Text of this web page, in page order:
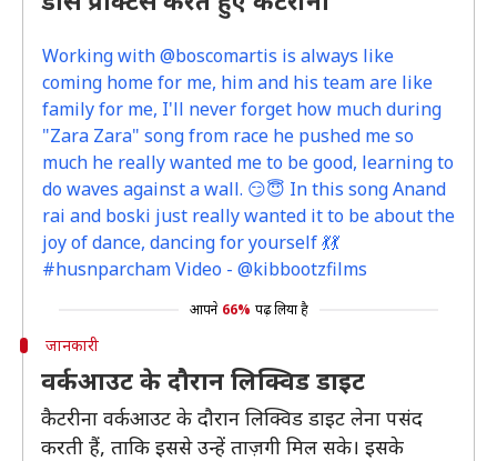
Working with @boscomartis is always like
coming home for me, him and his team are like
family for me, I'll never forget how much during
"Zara Zara" song from race he pushed me so
much he really wanted me to be good, learning to
do waves against a wall. 😏😇 In this song Anand
rai and boski just really wanted it to be about the
joy of dance, dancing for yourself 💃💃
#husnparcham Video - @kibbootzfilms
आपने 66% पढ़ लिया है
जानकारी
वर्कआउट के दौरान लिक्विड डाइट
कैटरीना वर्कआउट के दौरान लिक्विड डाइट लेना पसंद
करती हैं, ताकि इससे उन्हें ताज़गी मिल सके। इसके